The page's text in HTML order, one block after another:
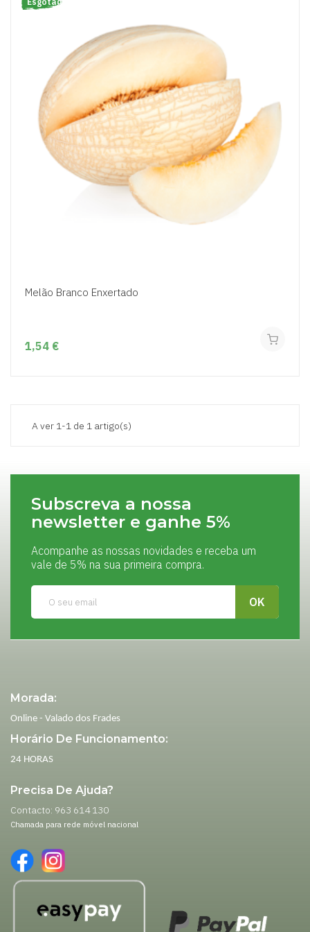
Melão Branco Enxertado
1,54 €
A ver 1-1 de 1 artigo(s)
Subscreva a nossa
newsletter e ganhe 5%
Acompanhe as nossas novidades e receba um
vale de 5% na sua primeira compra.
Morada:
Online - Valado dos Frades
Horário De Funcionamento:
24 HORAS
Precisa De Ajuda?
Contacto: 963 614 130
Chamada para rede móvel nacional